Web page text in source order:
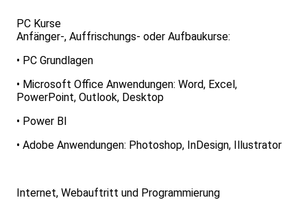
PC Kurse
Anfänger-, Auffrischungs- oder Aufbaukurse:
• PC Grundlagen
• Microsoft Office Anwendungen: Word, Excel,
PowerPoint, Outlook, Desktop
• Power BI
• Adobe Anwendungen: Photoshop, InDesign, Illustrator
Internet, Webauftritt und Programmierung